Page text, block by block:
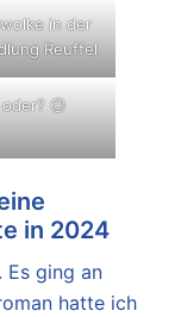
in der
Reuffel
😉
in 2024
Es ging an
hatte ich